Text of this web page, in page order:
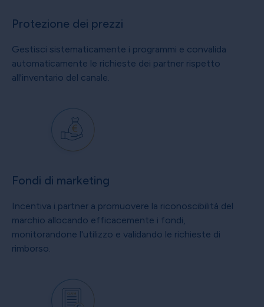
Protezione dei prezzi
Gestisci sistematicamente i programmi e convalida
automaticamente le richieste dei partner rispetto
all'inventario del canale.
Fondi di marketing
Incentiva i partner a promuovere la riconoscibilità del
marchio allocando efficacemente i fondi,
monitorandone l'utilizzo e validando le richieste di
rimborso.